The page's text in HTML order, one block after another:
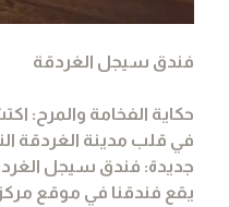
فندق سيجل الغردقة
حكاية الفخامة والمرح:
في قلب مدينة الغردقة
جديدة: فندق سيجل
يقع فندقنا في موقع